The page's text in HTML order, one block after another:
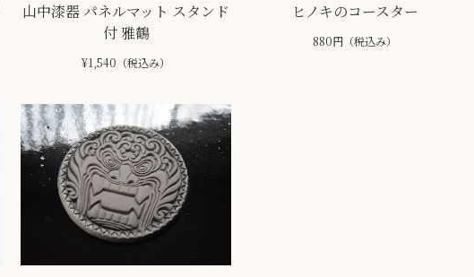
山中漆器 パネルマット スタンド
付 雅鶴
¥1,540（税込み）
ヒノキのコースター
880円（税込み）